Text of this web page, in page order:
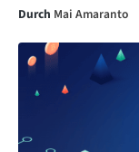
Durch Mai Amaranto